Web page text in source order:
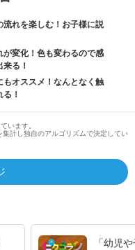
れを楽しむ！お子様に説
変化！色も変わるので感
る！
オススメ！なんとなく触
！
います。
計し独自のアルゴリズムで決定してい
「幼児